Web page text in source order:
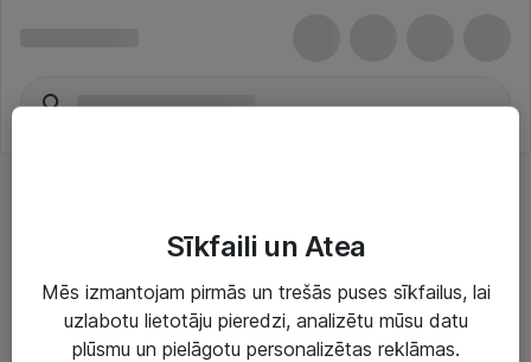
Risinājumi & Pakalpojumi
Sīkfaili un Atea
Mēs izmantojam pirmās un trešās puses sīkfailus, lai
uzlabotu lietotāju pieredzi, analizētu mūsu datu
plūsmu un pielāgotu personalizētas reklāmas.